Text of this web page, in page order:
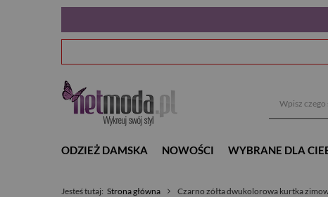
ODZIEŻ DAMSKA NOWOŚCI WYBRANE DLA
Jesteś tutaj: Strona główna Czarno zółta dwukolorowa kurtka